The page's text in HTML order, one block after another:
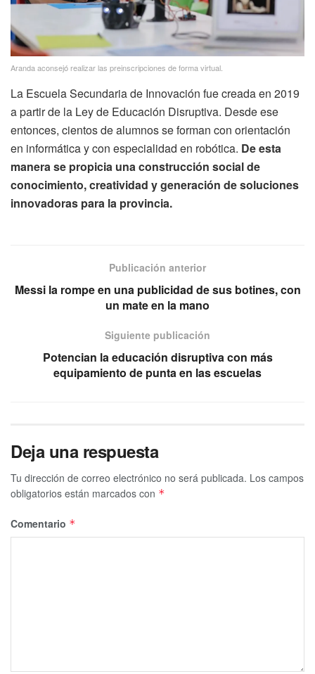
Aranda aconsejó realizar las preinscripciones de forma virtual.
La Escuela Secundaria de Innovación fue creada en 2019
a partir de la Ley de Educación Disruptiva. Desde ese
entonces, cientos de alumnos se forman con orientación
en informática y con especialidad en robótica. De esta
manera se propicia una construcción social de
conocimiento, creatividad y generación de soluciones
innovadoras para la provincia.
Publicación anterior
Messi la rompe en una publicidad de sus botines, con
un mate en la mano
Siguiente publicación
Potencian la educación disruptiva con más
equipamiento de punta en las escuelas
Deja una respuesta
Tu dirección de correo electrónico no será publicada. Los campos
obligatorios están marcados con *
Comentario *